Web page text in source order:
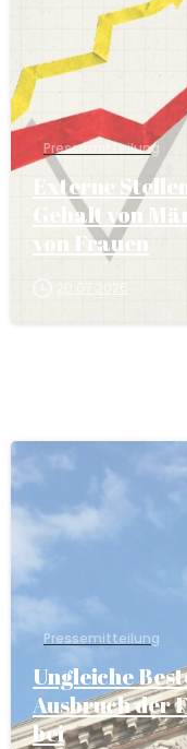
Pressemitteilung
Externe
Gehalt von
von Frauen
Pressemitteilung
Ungleiche
Ausbruch der
bei